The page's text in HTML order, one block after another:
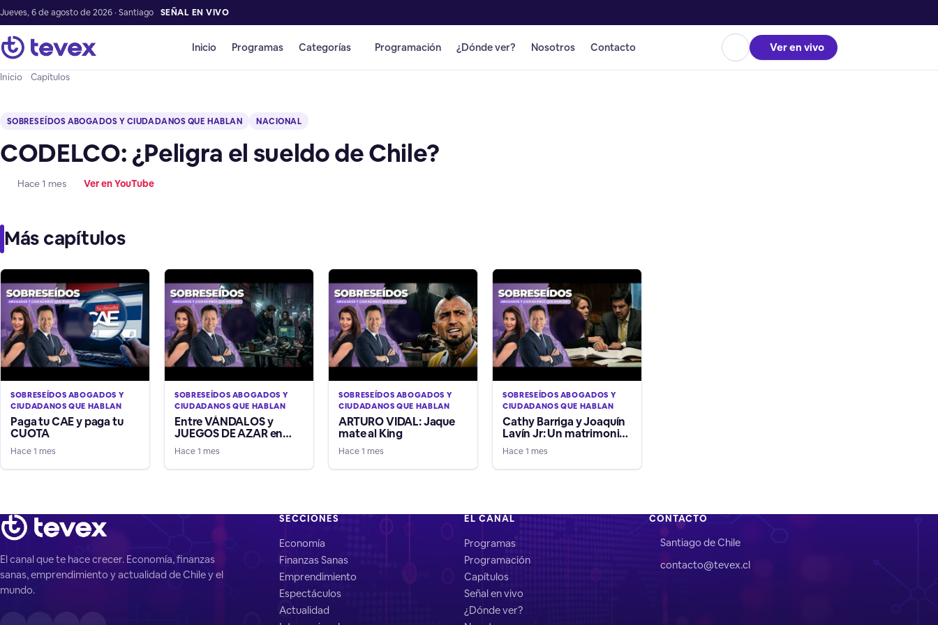
Jueves, 6 de agosto de 2026 · Santiago SEÑAL EN VIVO
Inicio Programas Categorías Programación ¿Dónde ver? Nosotros Contacto Ver en vivo
Inicio Capítulos
SOBRESEÍDOS ABOGADOS Y CIUDADANOS QUE HABLAN NACIONAL
CODELCO: ¿Peligra el sueldo de Chile?
Hace 1 mes Ver en YouTube
Más capítulos
SOBRESEÍDOS ABOGADOS Y
CIUDADANOS QUE HABLAN
Paga tu CAE y paga tu
CUOTA
Hace 1 mes
SOBRESEÍDOS ABOGADOS Y
CIUDADANOS QUE HABLAN
Entre VÁNDALOS y
JUEGOS DE AZAR en
Línea
Hace 1 mes
SOBRESEÍDOS ABOGADOS Y
CIUDADANOS QUE HABLAN
ARTURO VIDAL: Jaque
mate al King
Hace 1 mes
SOBRESEÍDOS ABOGADOS Y
CIUDADANOS QUE HABLAN
Cathy Barriga y Joaquín
Lavín Jr: Un matrimonio
EN APUROS
Hace 1 mes
El canal que te hace crecer. Economía, finanzas
sanas, emprendimiento y actualidad de Chile y el
mundo.
SECCIONES
Economía
Finanzas Sanas
Emprendimiento
Espectáculos
Actualidad
EL CANAL
Programas
Programación
Capítulos
Señal en vivo
¿Dónde ver?
CONTACTO
Santiago de Chile
contacto@tevex.cl